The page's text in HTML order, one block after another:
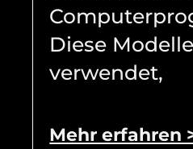
Diese
verwendet,
Mehr erfahren